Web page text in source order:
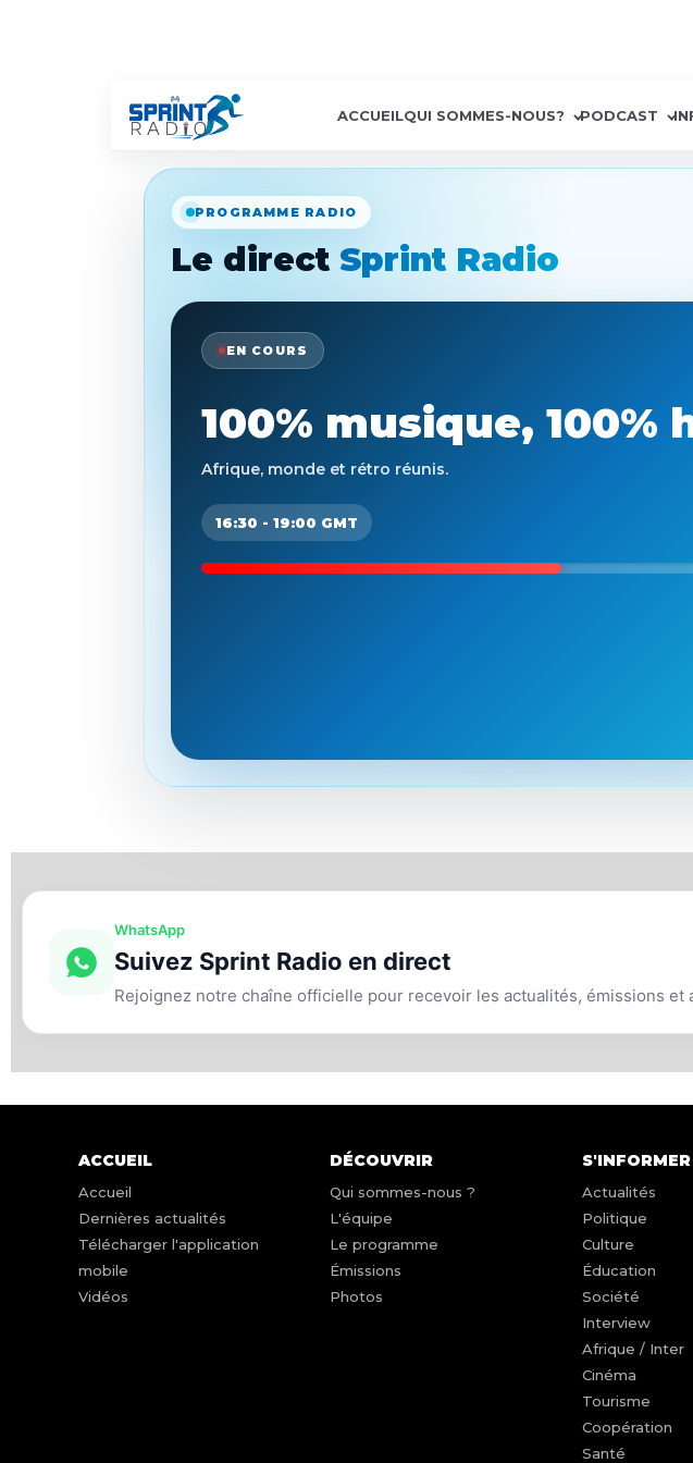
ACCUEILQUI SOMMES-NOUS? PODCAST
PROGRAMME RADIO
Le direct Sprint Radio
EN COURS
100% musique, 100%
Afrique, monde et rétro réunis.
16:30 - 19:00 GMT
WhatsApp
Suivez Sprint Radio en direct
Rejoignez notre chaîne officielle pour recevoir les actualités, émissions et
ACCUEIL
Accueil
Dernières actualités
Télécharger l'application
mobile
Vidéos
DÉCOUVRIR
Qui sommes-nous ?
L'équipe
Le programme
Émissions
Photos
S'INFORMER
Actualités
Politique
Culture
Éducation
Société
Interview
Afrique / Inter
Cinéma
Tourisme
Coopération
Santé